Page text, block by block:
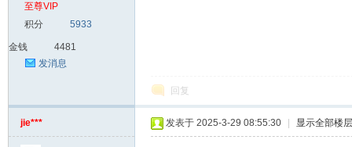
至尊VIP
积分
5933
金钱
4481
发消息
回复
jie*** 发表于 2025-3-29 08:55:30 显示全部楼层